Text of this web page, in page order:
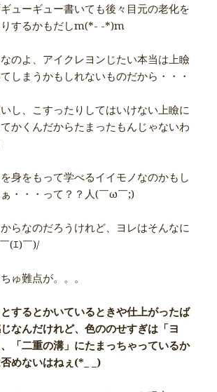
ューギュー書いても後々目元の老化を
するかもだしm(*- -*)m
のよ、アイクレヨンじたい本当は上瞼
しまうかもしれないものだから・・・
し、こすったりしてはいけない上瞼に
かくんだからたまったもんじゃないわ
身をもって学べるイイモノなのかもし
・・・って？？人(￣ω￣;)
らなのだろうけれど、ヨレはそんなに
(ｴ)￣)/
ゅ難点が。。。
するとかいているときや仕上がったば
なんだけれど、色ののせすぎは「ヨ
「二重の溝」にたまっちゃっているか
めないはねぇ(*_ _)